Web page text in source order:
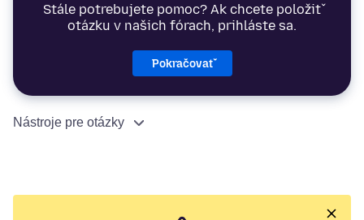
Stále potrebujete pomoc? Ak chcete položiť
otázku v našich fórach, prihláste sa.
Pokračovať
Nástroje pre otázky